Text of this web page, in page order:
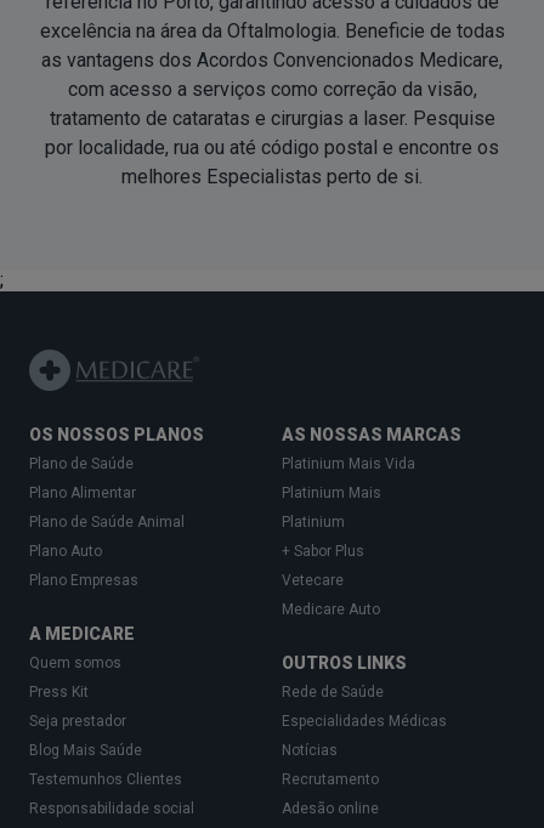
excelência na área da Oftalmologia. Beneficie de todas
as vantagens dos Acordos Convencionados Medicare,
com acesso a serviços como correção da visão,
tratamento de cataratas e cirurgias a laser. Pesquise
por localidade, rua ou até código postal e encontre os
melhores Especialistas perto de si.
;
OS NOSSOS PLANOS
Plano de Saúde
Plano Alimentar
Plano de Saúde Animal
Plano Auto
Plano Empresas
A MEDICARE
Quem somos
Press Kit
Seja prestador
Blog Mais Saúde
Testemunhos Clientes
Responsabilidade social
AS NOSSAS MARCAS
Platinium Mais Vida
Platinium Mais
Platinium
+ Sabor Plus
Vetecare
Medicare Auto
OUTROS LINKS
Rede de Saúde
Especialidades Médicas
Notícias
Recrutamento
Adesão online